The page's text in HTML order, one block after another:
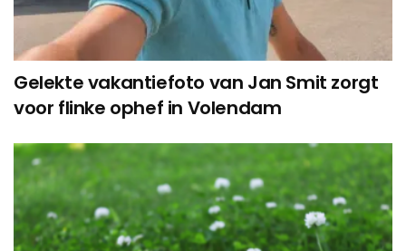
Gelekte vakantiefoto van Jan Smit zorgt
voor flinke ophef in Volendam